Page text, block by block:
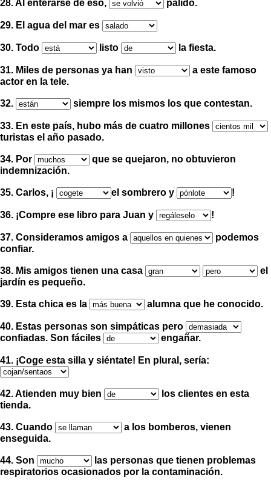
28. Al enterarse de eso, pálido.
29. El agua del mar es
30. Todo listo la fiesta.
31. Miles de personas ya han
a este famoso
actor en la tele.
32. siempre los mismos los que contestan.
33. En este país, hubo más de cuatro millones
turistas el año pasado.
34. Por
que se quejaron, no obtuvieron
indemnización.
35. Carlos, ¡ el sombrero y !
36. ¡Compre ese libro para Juan y !
37. Consideramos amigos a
podemos
confiar.
38. Mis amigos tienen una casa
el
jardín es pequeño.
39. Esta chica es la alumna que he conocido.
40. Estas personas son simpáticas pero
confiadas. Son fáciles
engañar.
41. ¡Coge esta silla y siéntate! En plural, sería:
42. Atienden muy bien
los clientes en esta
tienda.
43. Cuando
a los bomberos, vienen
enseguida.
44. Son
las personas que tienen problemas
respiratorios ocasionados por la contaminación.